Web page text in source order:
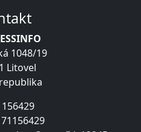
1048/19
Litovel
71156429